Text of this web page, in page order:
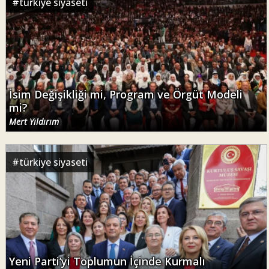
İsim Değişikliği mi, Program ve Örgüt Modeli
mi?
Mert Yıldırım
#türkiye siyaseti
Yeni Parti’yi Toplumun İçinde Kurmalı